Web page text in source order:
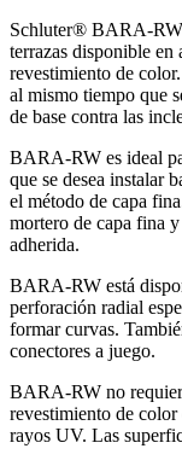
Schluter® BARA-RW
terrazas disponible
revestimiento de
al mismo tiempo que
de base contra las
BARA-RW es ideal
que se desea instalar
el método de capa
mortero de capa fina
adherida.
BARA-RW está
perforación radial
formar curvas.
conectores a juego.
BARA-RW no
revestimiento de color
rayos UV. Las